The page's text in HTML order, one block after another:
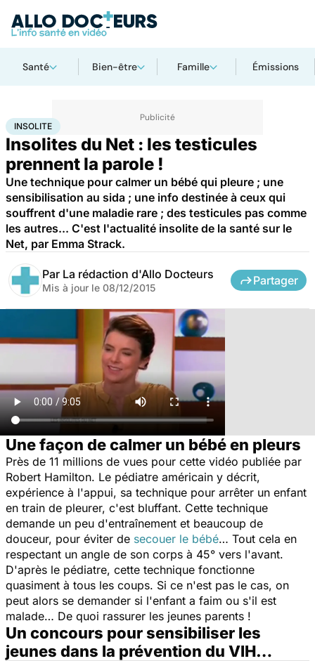
Santé Bien-être Famille Émissions
AccueilSanté
INSOLITE
Insolites du Net : les testicules
prennent la parole !
Une technique pour calmer un bébé qui pleure ; une
sensibilisation au sida ; une info destinée à ceux qui
souffrent d'une maladie rare ; des testicules pas comme
les autres... C'est l'actualité insolite de la santé sur le
Net, par Emma Strack.
Par La rédaction d'Allo Docteurs
Mis à jour le 08/12/2015
Partager
Une façon de calmer un bébé en pleurs
Près de 11 millions de vues pour cette vidéo publiée par
Robert Hamilton. Le pédiatre américain y décrit,
expérience à l'appui, sa technique pour arrêter un enfant
en train de pleurer, c'est bluffant. Cette technique
demande un peu d'entraînement et beaucoup de
douceur, pour éviter de secouer le bébé… Tout cela en
respectant un angle de son corps à 45° vers l'avant.
D'après le pédiatre, cette technique fonctionne
quasiment à tous les coups. Si ce n'est pas le cas, on
peut alors se demander si l'enfant a faim ou s'il est
malade… De quoi rassurer les jeunes parents !
Un concours pour sensibiliser les
jeunes dans la prévention du VIH…